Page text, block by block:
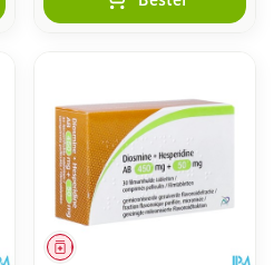
Geneesmiddel